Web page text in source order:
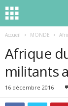
Accueil MONDE
Afrique
militants
16 décembre 2016